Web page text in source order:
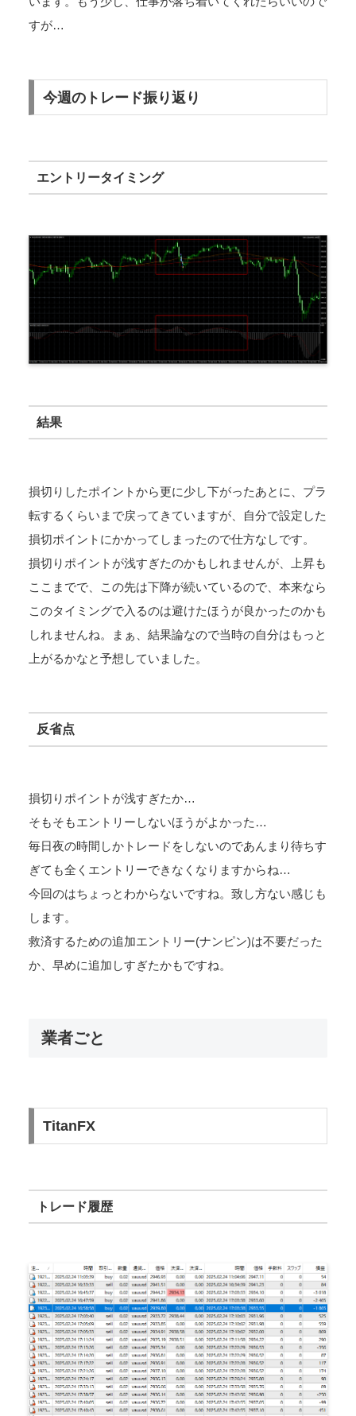
すが…
今週のトレード振り返り
エントリータイミング
結果
損切りしたポイントから更に少し下がったあとに、プラ
転するくらいまで戻ってきていますが、自分で設定した
損切ポイントにかかってしまったので仕方なしです。
損切りポイントが浅すぎたのかもしれませんが、上昇も
ここまでで、この先は下降が続いているので、本来なら
このタイミングで入るのは避けたほうが良かったのかも
しれませんね。まぁ、結果論なので当時の自分はもっと
上がるかなと予想していました。
反省点
損切りポイントが浅すぎたか…
そもそもエントリーしないほうがよかった…
毎日夜の時間しかトレードをしないのであんまり待ちす
ぎても全くエントリーできなくなりますからね…
今回のはちょっとわからないですね。致し方ない感じも
します。
救済するための追加エントリー(ナンピン)は不要だった
か、早めに追加しすぎたかもですね。
業者ごと
TitanFX
トレード履歴